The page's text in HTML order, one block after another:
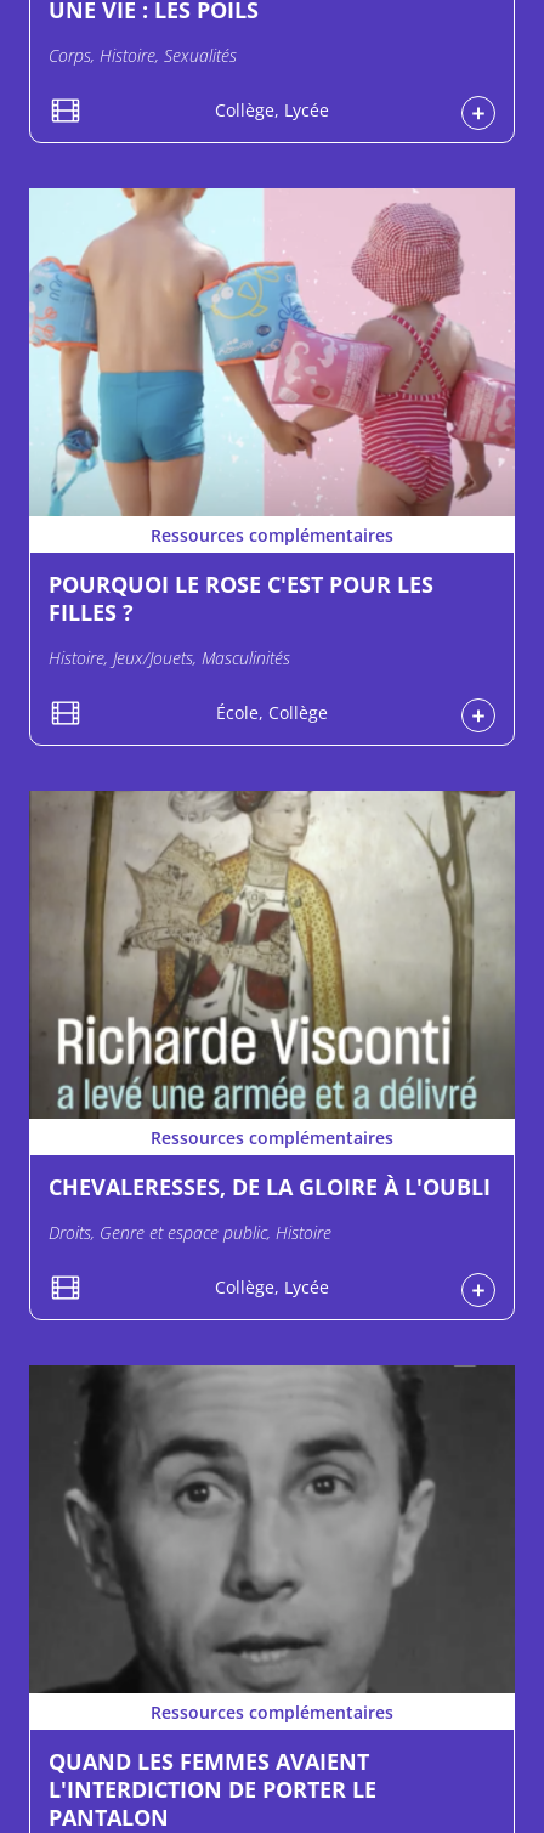
UNE VIE : LES POILS
Corps, Histoire, Sexualités
Collège, Lycée
Ressources complémentaires
POURQUOI LE ROSE C'EST POUR LES
FILLES ?
Histoire, Jeux/Jouets, Masculinités
École, Collège
Ressources complémentaires
CHEVALERESSES, DE LA GLOIRE À L'OUBLI
Droits, Genre et espace public, Histoire
Collège, Lycée
Ressources complémentaires
QUAND LES FEMMES AVAIENT
L'INTERDICTION DE PORTER LE
PANTALON